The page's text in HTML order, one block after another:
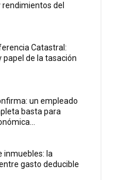
del
Catastral:
papel de la tasación
un empleado
basta para
inmuebles: la
gasto deducible